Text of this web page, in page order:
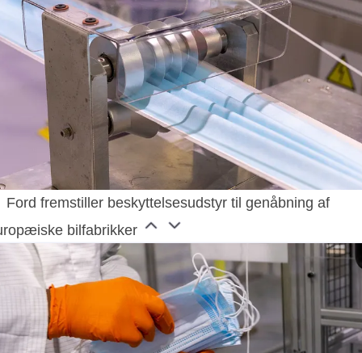
Ford fremstiller beskyttelsesudstyr til genåbning af
bilfabrikker